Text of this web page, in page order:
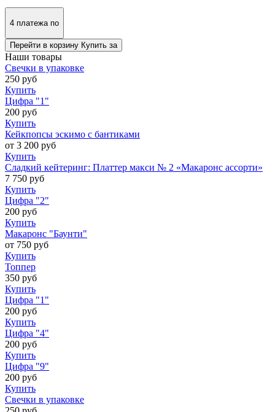
4 платежа по
Перейти в корзину Купить за
Наши товары
Свечки в упаковке
250 руб
Купить
Цифра "1"
200 руб
Купить
Кейкпопсы эскимо с бантиками
от 3 200 руб
Купить
Сладкий кейтеринг: Платтер макси № 2 «Макаронс ассорти»
7 750 руб
Купить
Цифра "2"
200 руб
Купить
Макаронс "Баунти"
от 750 руб
Купить
Топпер
350 руб
Купить
Цифра "1"
200 руб
Купить
Цифра "4"
200 руб
Купить
Цифра "9"
200 руб
Купить
Свечки в упаковке